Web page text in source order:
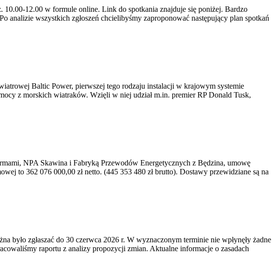
12.00 w formule online. Link do spotkania znajduje się poniżej. Bardzo
wszystkich zgłoszeń chcielibyśmy zaproponować następujący plan spotkań
Baltic Power, pierwszej tego rodzaju instalacji w krajowym systemie
z morskich wiatraków. Wzięli w niej udział m.in. premier RP Donald Tusk,
NPA Skawina i Fabryką Przewodów Energetycznych z Będzina, umowę
to 362 076 000,00 zł netto. (445 353 480 zł brutto). Dostawy przewidziane są na
zgłaszać do 30 czerwca 2026 r. W wyznaczonym terminie nie wpłynęły żadne
raportu z analizy propozycji zmian. Aktualne informacje o zasadach